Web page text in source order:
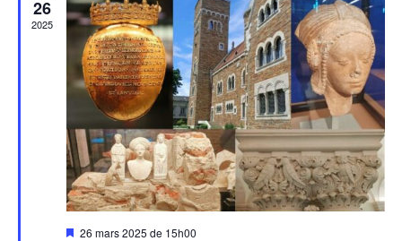
26
2025
Mis
26 mars 2025 de 15h00